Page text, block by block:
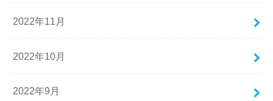
2022年11月
2022年10月
2022年9月